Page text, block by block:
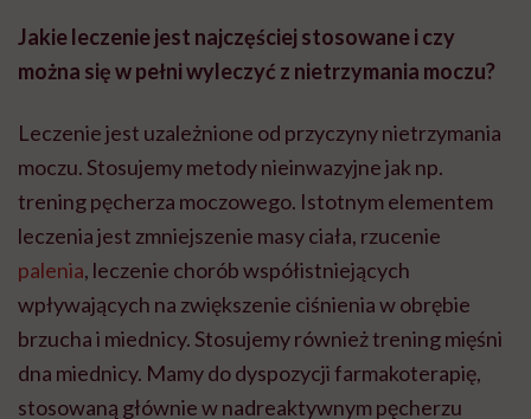
Jakie leczenie jest najczęściej stosowane i czy
można się w pełni wyleczyć z nietrzymania moczu?
Leczenie jest uzależnione od przyczyny nietrzymania
moczu. Stosujemy metody nieinwazyjne jak np.
trening pęcherza moczowego. Istotnym elementem
leczenia jest zmniejszenie masy ciała, rzucenie
palenia, leczenie chorób współistniejących
wpływających na zwiększenie ciśnienia w obrębie
brzucha i miednicy. Stosujemy również trening mięśni
dna miednicy. Mamy do dyspozycji farmakoterapię,
stosowaną głównie w nadreaktywnym pęcherzu